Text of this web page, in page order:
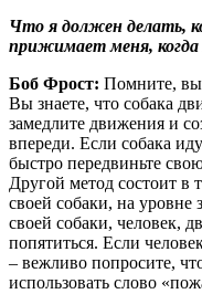
Что я должен делать,
прижимает меня,
Боб Фрост: Помните, вы
Вы знаете, что собака
замедлите движения и
впереди. Если собака
быстро передвиньте
Другой метод состоит в
своей собаки, на уровне
своей собаки, человек,
попятиться. Если
– вежливо попросите,
использовать слово